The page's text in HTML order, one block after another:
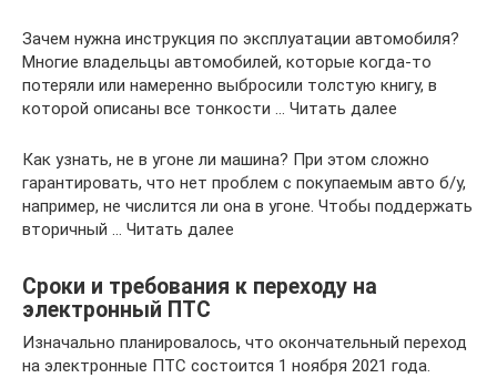
Зачем нужна инструкция по эксплуатации автомобиля?
Многие владельцы автомобилей, которые когда-то
потеряли или намеренно выбросили толстую книгу, в
которой описаны все тонкости … Читать далее
Как узнать, не в угоне ли машина? При этом сложно
гарантировать, что нет проблем с покупаемым авто б/у,
например, не числится ли она в угоне. Чтобы поддержать
вторичный … Читать далее
Сроки и требования к переходу на
электронный ПТС
Изначально планировалось, что окончательный переход
на электронные ПТС состоится 1 ноября 2021 года.